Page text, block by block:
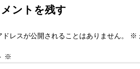
ントを残す
ドレスが公開されることはありません。 ※
※